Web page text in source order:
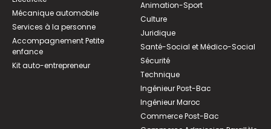
Mécanique automobile
Services à la personne
Accompagnement Petite
enfance
Kit auto-entrepreneur
Animation-Sport
Culture
Juridique
Santé-Social et Médico-Social
Sécurité
Technique
Ingénieur Post-Bac
Ingénieur Maroc
Commerce Post-Bac